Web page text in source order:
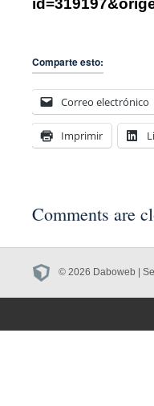
Comparte esto:
Correo electrónico
Imprimir
Comments are
© 2026 Daboweb |